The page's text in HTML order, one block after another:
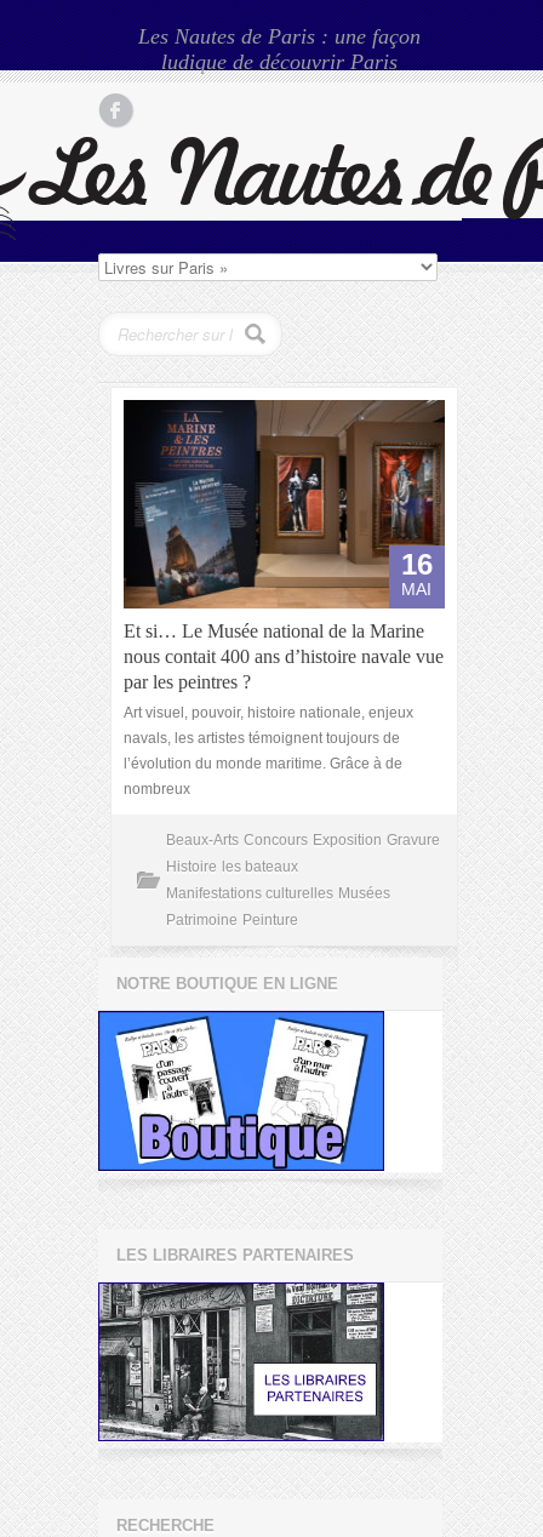
Les Nautes de Paris : une façon
ludique de découvrir Paris
16
MAI
Et si… Le Musée national de la Marine
nous contait 400 ans d’histoire navale vue
par les peintres ?
Art visuel, pouvoir, histoire nationale, enjeux
navals, les artistes témoignent toujours de
l’évolution du monde maritime. Grâce à de
nombreux
Beaux-Arts Concours Exposition Gravure
Histoire les bateaux
Manifestations culturelles Musées
Patrimoine Peinture
NOTRE BOUTIQUE EN LIGNE
LES LIBRAIRES PARTENAIRES
RECHERCHE